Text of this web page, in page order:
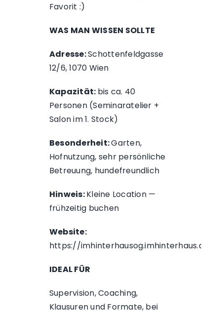
Favorit :)
WAS MAN WISSEN SOLLTE
Adresse:Schottenfeldgasse
12/6, 1070 Wien
Kapazität: bis ca. 40
Personen (Seminaratelier +
Salon im 1. Stock)
Besonderheit:Garten,
Hofnutzung, sehr persönliche
Betreuung, hundefreundlich
Hinweis:Kleine Location —
frühzeitig buchen
Website:
https://imhinterhausog.imhinterhaus.at
IDEAL FÜR
Supervision, Coaching,
Klausuren und Formate, bei